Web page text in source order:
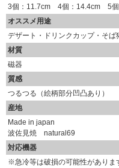
3個：11.7cm 4個：14.4cm 5個
オススメ用途
デザート・ドリンクカップ・そば
材質
磁器
質感
つるつる（絵柄部分凹凸あり）
産地
Made in japan
波佐見焼 natural69
対応機器
※急冷等は破損の可能性がありま